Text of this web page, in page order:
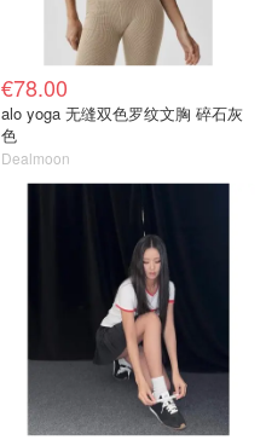
€78.00
alo yoga 无缝双色罗纹文胸 碎石灰
色
Dealmoon